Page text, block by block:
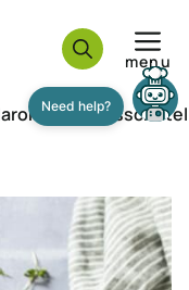
menu
visschotel
Need help?